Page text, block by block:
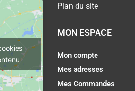
Plan du site
MON ESPACE
Mon compte
Mes adresses
Mes Commandes